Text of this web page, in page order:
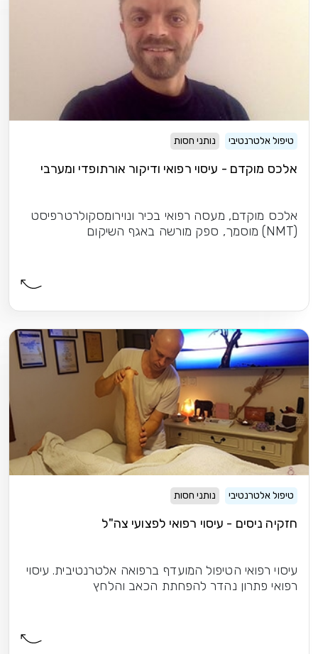
טיפול אלטרנטיבי נותני חסות
אלכס מוקדם - עיסוי רפואי ודיקור אורתופדי ומערבי
אלכס מוקדם, מעסה רפואי בכיר ונוירומסקולרטרפיסט
(NMT) מוסמך, ספק מורשה באגף השיקום
טיפול אלטרנטיבי נותני חסות
חזקיה ניסים - עיסוי רפואי לפצועי צה"ל
עיסוי רפואי הטיפול המועדף ברפואה אלטרנטיבית. עיסוי
רפואי פתרון נהדר להפחתת הכאב והלחץ